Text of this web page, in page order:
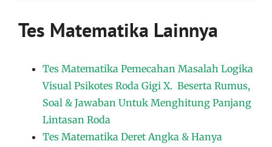
Tes Matematika Lainnya
Tes Matematika Pemecahan Masalah Logika
Visual Psikotes Roda Gigi X. Beserta Rumus,
Soal & Jawaban Untuk Menghitung Panjang
Lintasan Roda
Tes Matematika Deret Angka & Hanya